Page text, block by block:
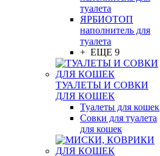
туалета
ЯРБИОТОП
наполнитель для
туалета
+ ЕЩЕ 9
ТУАЛЕТЫ И СОВКИ
ДЛЯ КОШЕК
Туалеты для кошек
Совки для туалета
для кошек